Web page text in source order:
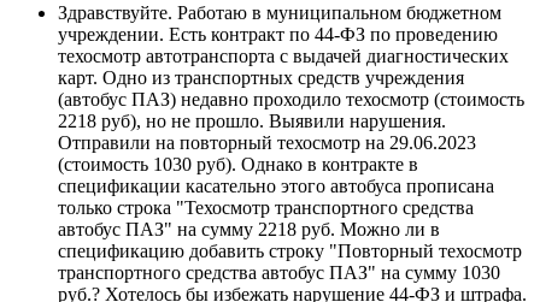
Здравствуйте. Работаю в муниципальном бюджетном
учреждении. Есть контракт по 44-ФЗ по проведению
техосмотр автотранспорта с выдачей диагностических
карт. Одно из транспортных средств учреждения
(автобус ПАЗ) недавно проходило техосмотр (стоимость
2218 руб), но не прошло. Выявили нарушения.
Отправили на повторный техосмотр на 29.06.2023
(стоимость 1030 руб). Однако в контракте в
спецификации касательно этого автобуса прописана
только строка "Техосмотр транспортного средства
автобус ПАЗ" на сумму 2218 руб. Можно ли в
спецификацию добавить строку "Повторный техосмотр
транспортного средства автобус ПАЗ" на сумму 1030
руб.? Хотелось бы избежать нарушение 44-ФЗ и штрафа.